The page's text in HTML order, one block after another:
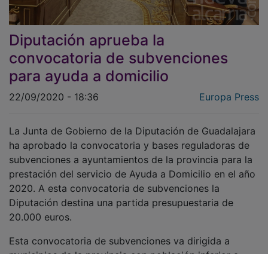
Diputación aprueba la
convocatoria de subvenciones
para ayuda a domicilio
22/09/2020 - 18:36
ha aprobado la convocatoria y bases reguladoras de
subvenciones a ayuntamientos de la provincia para la
prestación del servicio de Ayuda a Domicilio en el año
2020. A esta convocatoria de subvenciones la
Diputación destina una partida presupuestaria de
20.000 euros.
municipios de la provincia con población inferior a